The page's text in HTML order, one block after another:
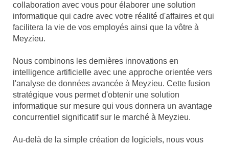
collaboration avec vous pour élaborer une solution
informatique qui cadre avec votre réalité d'affaires et qui
facilitera la vie de vos employés ainsi que la vôtre à
Meyzieu.
Nous combinons les dernières innovations en
intelligence artificielle avec une approche orientée vers
l'analyse de données avancée à Meyzieu. Cette fusion
stratégique vous permet d'obtenir une solution
informatique sur mesure qui vous donnera un avantage
concurrentiel significatif sur le marché à Meyzieu.
Au-delà de la simple création de logiciels, nous vous